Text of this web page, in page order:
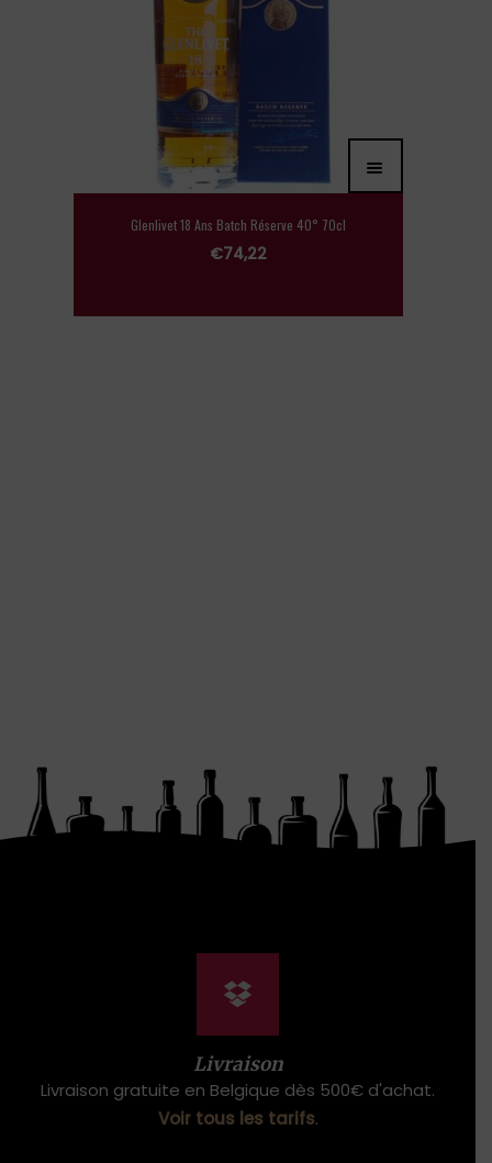
Glenlivet 18 Ans Batch Réserve 40° 70cl
€74,22
Livraison
Livraison gratuite en Belgique dès 500€ d'achat.
Voir tous les tarifs.